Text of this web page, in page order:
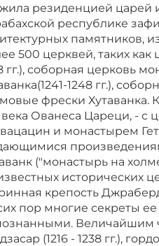
резиденцией царей
республике
памятников,
500 церквей, таких как
гг.), соборная церковь
1248 гг.),
фрески Хутаванка.
века Ованеса Цареци, - с
и монастырем
("монастырь на
исторических
крепость
пор многие секреты
Величайшим
(1216 - 1238 гг.),